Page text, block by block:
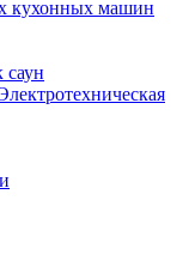
кухонных машин
саун